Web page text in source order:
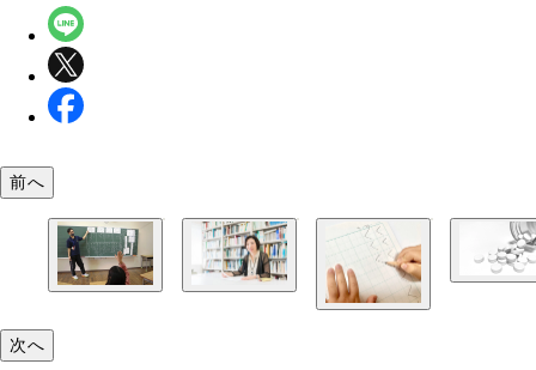
通級指導教室の様子。通常の学級に所属している
小児科医で脳科学者の成田奈緒子氏。近刊『「発
発達障害児に対する不適切な医療行為――。※写
メージです
前へ
次へ